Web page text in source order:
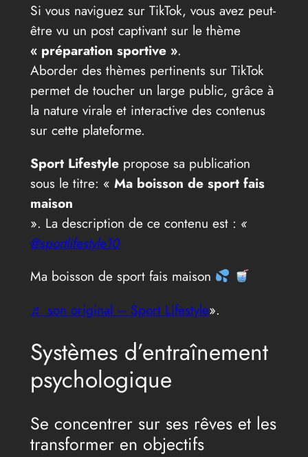
Si vous naviguez sur TikTok, vous avez peut-
être vu un post captivant sur le thème
« préparation sportive ».
Aborder des thèmes pertinents sur TikTok
permet de toucher un large public, grâce à
la nature virale et interactive des contenus
sur cette plateforme.
Sport Lifestylepropose sa publication
sous le titre: « Ma boisson de sport fais
maison
». La description de ce contenu est : «
@sportlifestyle10
Ma boisson de sport fais maison
♬ son original – Sport Lifestyle».
Systèmes d’entraînement
psychologique
Se concentrer sur ses rêves et les
transformer en objectifs